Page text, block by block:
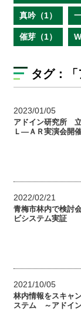
真吟（1）
催芽（1）
タグ：
2023/01/05
アドイン研究所
Ｌ―ＡＲ実演会開
2022/02/21
青梅市林内で検討
ビシステム実証
2021/10/05
林内情報をスキャ
ステム ～アドイ